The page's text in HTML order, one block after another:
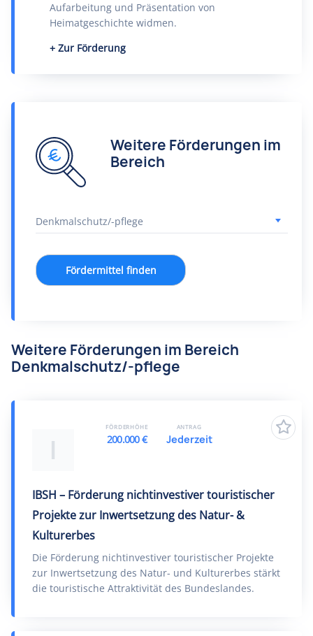
Aufarbeitung und Präsentation von
Heimatgeschichte widmen.
Zur Förderung
Weitere Förderungen im
Bereich
Fördermittel finden
Weitere Förderungen im Bereich
Denkmalschutz/-pflege
I
IBSH – Förderung nichtinvestiver touristischer
Projekte zur Inwertsetzung des Natur- &
Kulturerbes
Die Förderung nichtinvestiver touristischer Projekte
zur Inwertsetzung des Natur- und Kulturerbes stärkt
die touristische Attraktivität des Bundeslandes.
FÖRDERHÖHE
200.000 €
ANTRAG
Jederzeit